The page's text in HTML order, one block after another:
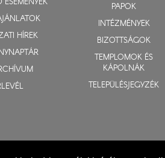
HÍREK
PAPOK
INTÉZMÉNYEK
BIZOTTSÁGOK
TEMPLOMOK ÉS
KÁPOLNÁK
TELEPÜLÉSJEGYZÉK